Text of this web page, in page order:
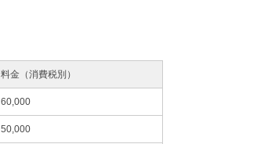
料金（消費税別）
60,000
50,000